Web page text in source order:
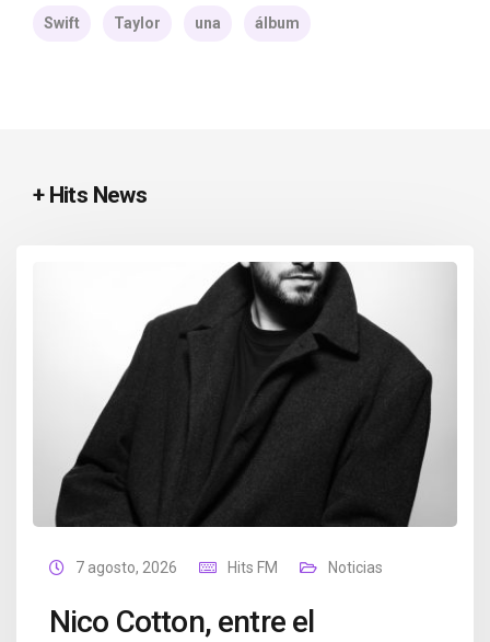
Swift Taylor una álbum
+ Hits News
7 agosto, 2026 Hits FM Noticias
Nico Cotton, entre el